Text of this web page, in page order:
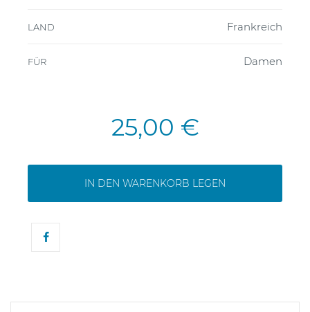
LAND Frankreich
FÜR Damen
25,00 €
IN DEN WARENKORB LEGEN